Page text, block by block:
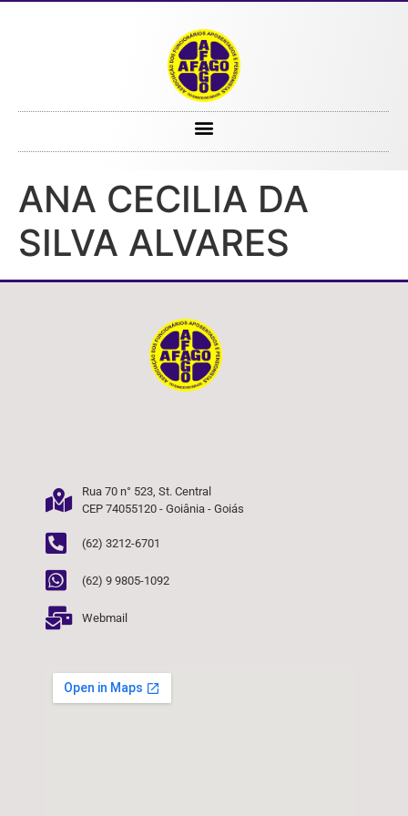
ANA CECILIA DA
SILVA ALVARES
Rua 70 n° 523, St. Central
CEP 74055120 - Goiânia - Goiás
(62) 3212-6701
(62) 9 9805-1092
Webmail